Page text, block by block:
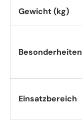
Gewicht (kg)
Besonderheiten
Einsatzbereich